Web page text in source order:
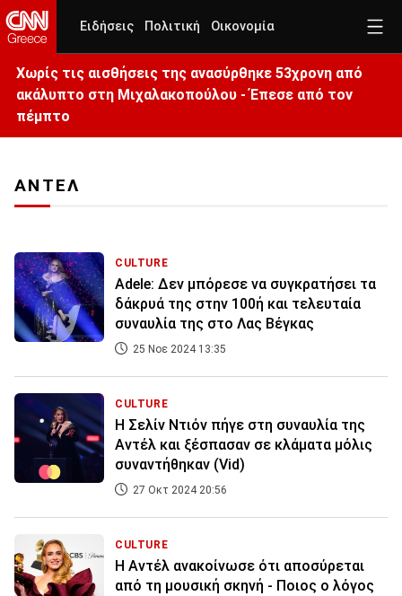
Ειδήσεις Πολιτική Οικονομία
Χωρίς τις αισθήσεις της ανασύρθηκε 53χρονη από
ακάλυπτο στη Μιχαλακοπούλου - Έπεσε από τον
πέμπτο
ΑΝΤΕΛ
CULTURE
Adele: Δεν μπόρεσε να συγκρατήσει τα
δάκρυά της στην 100ή και τελευταία
συναυλία της στο Λας Βέγκας
25 Νοε 2024 13:35
CULTURE
Η Σελίν Ντιόν πήγε στη συναυλία της
Αντέλ και ξέσπασαν σε κλάματα μόλις
συναντήθηκαν (Vid)
27 Οκτ 2024 20:56
CULTURE
Η Αντέλ ανακοίνωσε ότι αποσύρεται
από τη μουσική σκηνή - Ποιος ο λόγος